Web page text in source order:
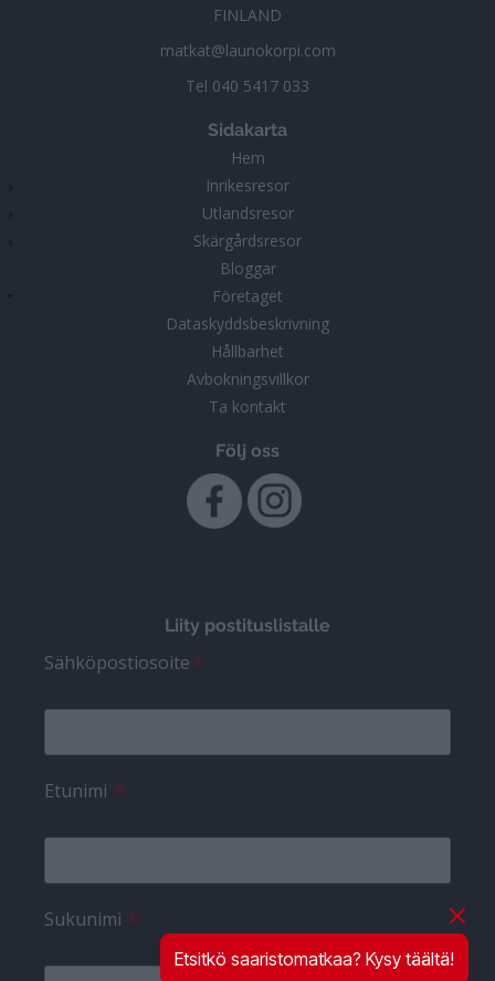
Etsitkö saaristomatkaa? Kysy täältä!
FINLAND
matkat@launokorpi.com
Tel 040 5417 033
Sidakarta
Hem
Inrikesresor
Utlandsresor
Skärgårdsresor
Bloggar
Företaget
Dataskyddsbeskrivning
Hållbarhet
Avbokningsvillkor
Ta kontakt
Följ oss
Liity postituslistalle
Sähköpostiosoite*
Etunimi *
Sukunimi *